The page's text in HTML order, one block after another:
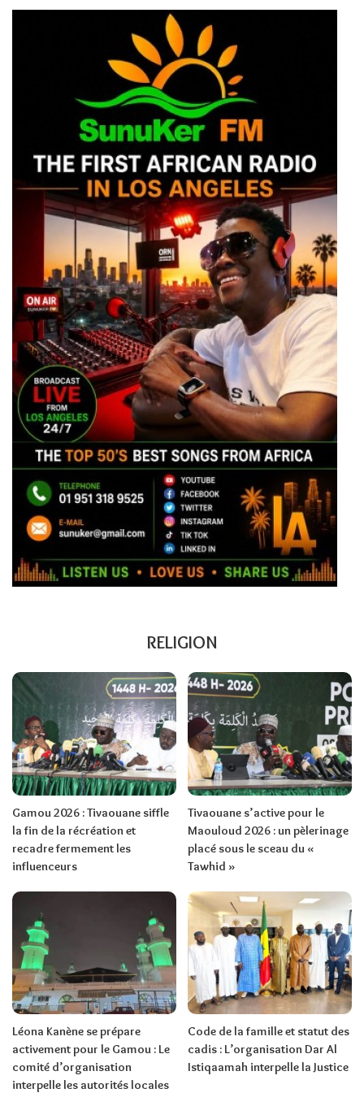
RELIGION
Gamou 2026 : Tivaouane siffle
la fin de la récréation et
recadre fermement les
influenceurs
Tivaouane s’active pour le
Maouloud 2026 : un pèlerinage
placé sous le sceau du «
Tawhid »
Léona Kanène se prépare
activement pour le Gamou : Le
comité d’organisation
interpelle les autorités locales
Code de la famille et statut des
cadis : L’organisation Dar Al
Istiqaamah interpelle la Justice